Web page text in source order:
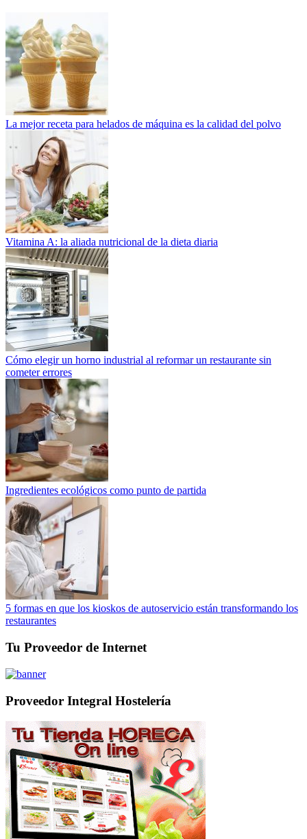
La mejor receta para helados de máquina es la calidad del polvo
Vitamina A: la aliada nutricional de la dieta diaria
Cómo elegir un horno industrial al reformar un restaurante sin
cometer errores
Ingredientes ecológicos como punto de partida
5 formas en que los kioskos de autoservicio están transformando los
restaurantes
Tu Proveedor de Internet
Proveedor Integral Hostelería